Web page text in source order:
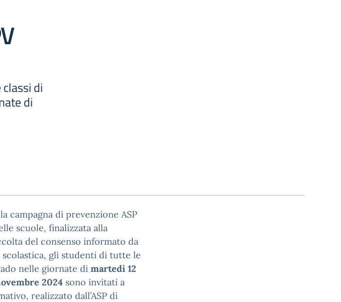
di
di
campagna di prevenzione ASP
scuole, finalizzata alla
del consenso informato da
gli studenti di tutte le
nelle giornate di martedì 12
2024 sono invitati a
realizzato dall’ASP di